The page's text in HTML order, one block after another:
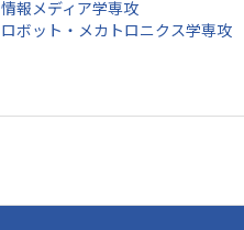
情報メディア学専攻
ロボット・メカトロニクス学専攻